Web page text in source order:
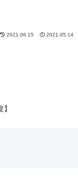
2021.06.15 2021.05.14